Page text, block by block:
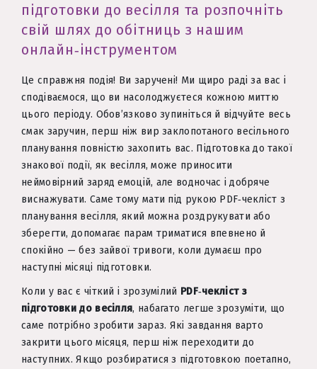
підготовки до весілля та розпочніть
свій шлях до обітниць з нашим
онлайн‑інструментом
Це справжня подія! Ви заручені! Ми щиро раді за вас і
сподіваємося, що ви насолоджуєтеся кожною миттю
цього періоду. Обов’язково зупиніться й відчуйте весь
смак заручин, перш ніж вир заклопотаного весільного
планування повністю захопить вас. Підготовка до такої
знакової події, як весілля, може приносити
неймовірний заряд емоцій, але водночас і добряче
виснажувати. Саме тому мати під рукою PDF‑чекліст з
планування весілля, який можна роздрукувати або
зберегти, допомагає парам триматися впевнено й
спокійно — без зайвої тривоги, коли думаєш про
наступні місяці підготовки.
Коли у вас є чіткий і зрозумілий PDF‑чекліст з
підготовки до весілля, набагато легше зрозуміти, що
саме потрібно зробити зараз. Які завдання варто
закрити цього місяця, перш ніж переходити до
наступних. Якщо розбиратися з підготовкою поетапно,